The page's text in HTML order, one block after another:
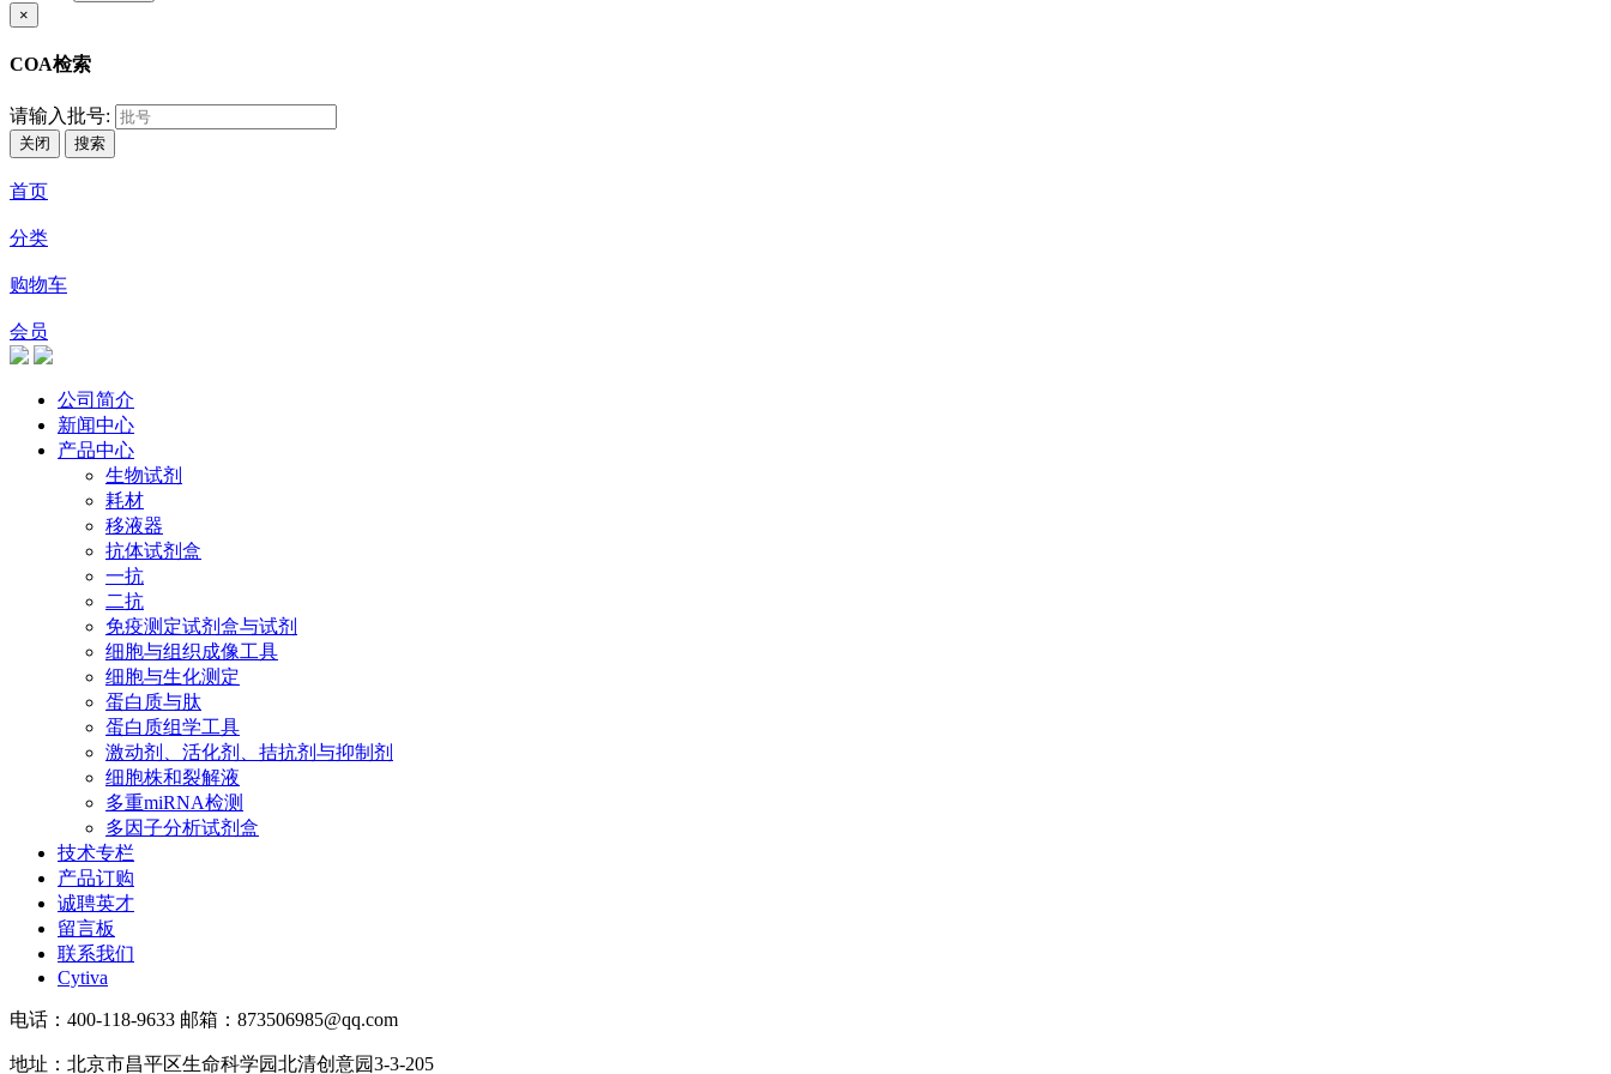
×
COA检索
请输入批号:
关闭 搜索
首页
分类
购物车
会员
公司简介
新闻中心
产品中心
生物试剂
耗材
移液器
抗体试剂盒
一抗
二抗
免疫测定试剂盒与试剂
细胞与组织成像工具
细胞与生化测定
蛋白质与肽
蛋白质组学工具
激动剂、活化剂、拮抗剂与抑制剂
细胞株和裂解液
多重miRNA检测
多因子分析试剂盒
技术专栏
产品订购
诚聘英才
留言板
联系我们
Cytiva
电话：400-118-9633 邮箱：873506985@qq.com
地址：北京市昌平区生命科学园北清创意园3-3-205